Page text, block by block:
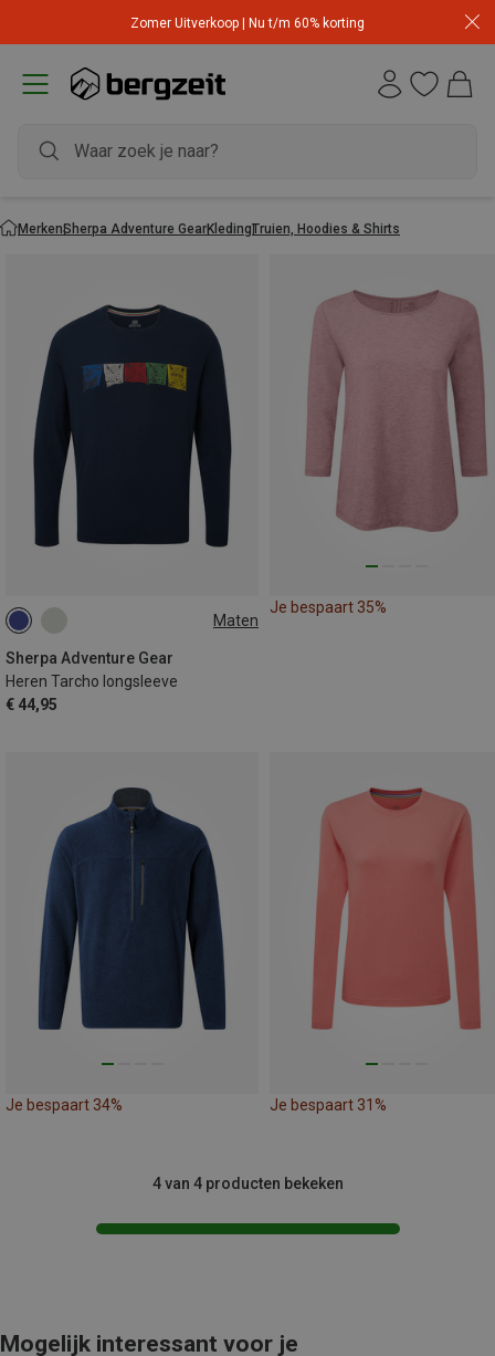
Zomer Uitverkoop | Nu t/m 60% korting
MerkenSherpa Adventure GearKledingTruien, Hoodies & Shirts
Maten
Sherpa Adventure Gear
Heren Tarcho longsleeve
€ 44,95
S
Je bespaart 35%
Je bespaart 34% Je bespaart 31%
4 van 4 producten bekeken
Mogelijk interessant voor je